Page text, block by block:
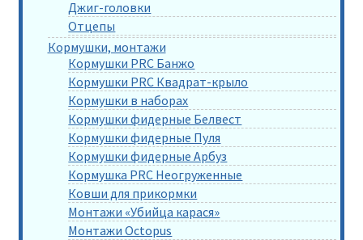
Джиг-головки
Отцепы
Кормушки, монтажи
Кормушки PRC Банжо
Кормушки PRC Квадрат-крыло
Кормушки в наборах
Кормушки фидерные Белвест
Кормушки фидерные Пуля
Кормушки фидерные Арбуз
Кормушка PRC Неогруженные
Ковши для прикормки
Монтажи «Убийца карася»
Монтажи Octopus